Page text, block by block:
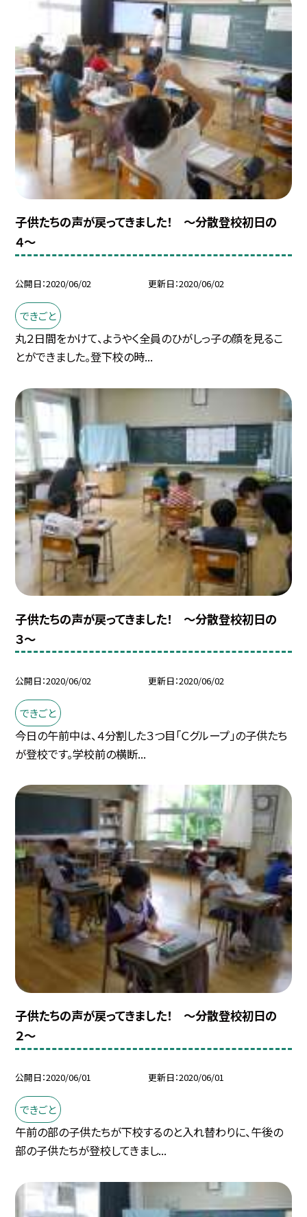
子供たちの声が戻ってきました！ 〜分散登校初日の
４〜
公開日 2020/06/02 更新日 2020/06/02
できごと
丸２日間をかけて、ようやく全員のひがしっ子の顔を見るこ
とができました。登下校の時...
子供たちの声が戻ってきました！ 〜分散登校初日の
３〜
公開日 2020/06/02 更新日 2020/06/02
できごと
今日の午前中は、４分割した３つ目「Ｃグループ」の子供たち
が登校です。学校前の横断...
子供たちの声が戻ってきました！ 〜分散登校初日の
２〜
公開日 2020/06/01 更新日 2020/06/01
できごと
午前の部の子供たちが下校するのと入れ替わりに、午後の
部の子供たちが登校してきまし...